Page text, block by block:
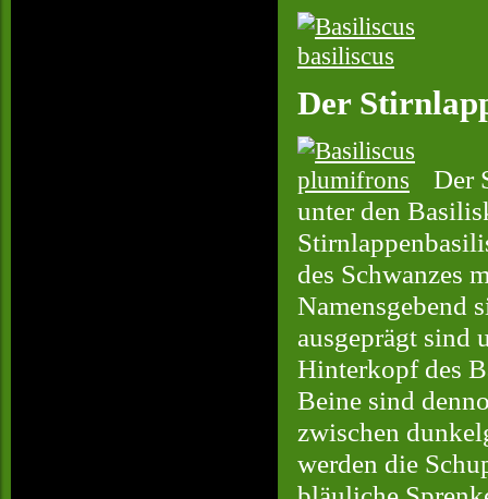
Der
Der
unter den
des Schwanzes
Namensgebend
ausgeprägt sind
Hinterkopf des
Beine sind
zwischen
werden die